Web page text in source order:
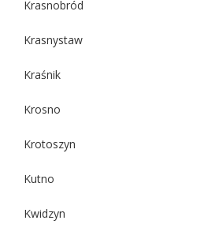
Krasnobród
Krasnystaw
Kraśnik
Krosno
Krotoszyn
Kutno
Kwidzyn